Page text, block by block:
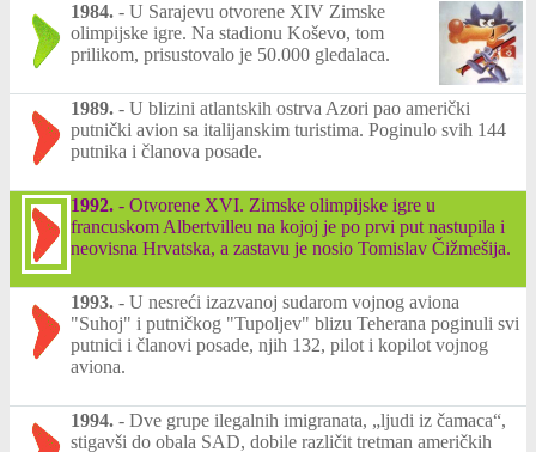
1984. - U Sarajevu otvorene XIV Zimske
olimpijske igre. Na stadionu Koševo, tom
prilikom, prisustovalo je 50.000 gledalaca.
1989. - U blizini atlantskih ostrva Azori pao američki
putnički avion sa italijanskim turistima. Poginulo svih 144
putnika i članova posade.
1992. - Otvorene XVI. Zimske olimpijske igre u
francuskom Albertvilleu na kojoj je po prvi put nastupila i
neovisna Hrvatska, a zastavu je nosio Tomislav Čižmešija.
1993. - U nesreći izazvanoj sudarom vojnog aviona
"Suhoj" i putničkog "Tupoljev" blizu Teherana poginuli svi
putnici i članovi posade, njih 132, pilot i kopilot vojnog
aviona.
1994. - Dve grupe ilegalnih imigranata, „ljudi iz čamaca“,
stigavši do obala SAD, dobile različit tretman američkih